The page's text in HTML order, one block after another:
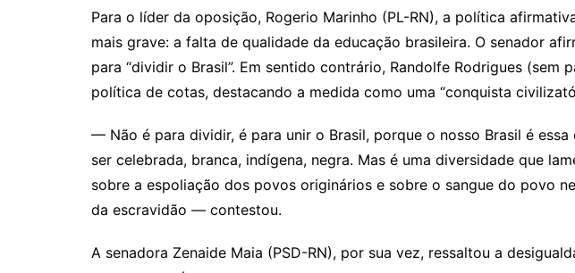
Para o líder da oposição, Rogerio Marinho (PL-RN), a política
mais grave: a falta de qualidade da educação brasileira. O senador
para “dividir o Brasil”. Em sentido contrário, Randolfe Rodrigues (sem
política de cotas, destacando a medida como uma “conquista
— Não é para dividir, é para unir o Brasil, porque o nosso Brasil é
ser celebrada, branca, indígena, negra. Mas é uma diversidade que
sobre a espoliação dos povos originários e sobre o sangue do povo
da escravidão — contestou.
A senadora Zenaide Maia (PSD-RN), por sua vez, ressaltou a